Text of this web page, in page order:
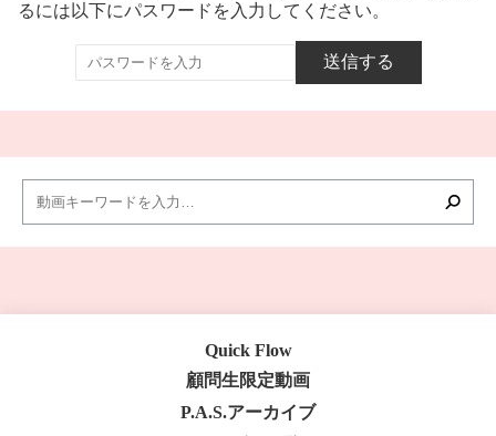
るには以下にパスワードを入力してください。
Quick Flow
顧問生限定動画
P.A.S.アーカイブ